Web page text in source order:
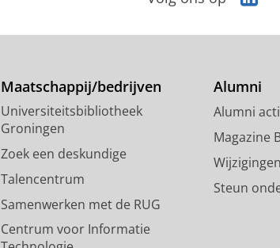
n
d
n
-
a
g
Maatschappij/bedrijven
Universiteitsbibliotheek
Groningen
Zoek een deskundige
Talencentrum
Samenwerken met de RUG
Centrum voor Informatie
Alumni
Alumni
Magazine
Steun